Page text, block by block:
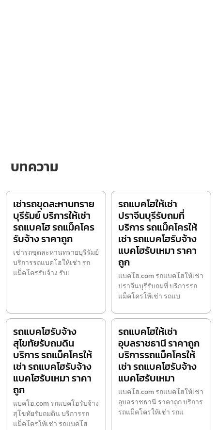
บทความ
เช่ารถขุดละหานทราย
บุรีรัมย์ บริการให้เช่า
รถแบคโฮ รถแม็คโคร
รับจ้าง ราคาถูก
เช่ารถขุดละหานทรายบุรีรัมย์
บริการรถแบคโฮให้เช่า รถ
แม็คโครรับจ้าง รับเ
รถแบคโฮให้เช่า
ปราจีนบุรีรับถมที่
บริการ รถแม็คโครให้
เช่า รถแบคโฮรับจ้าง
แบคโฮรับเหมา ราคา
ถูก
แบคโฮ.com รถแบคโฮให้เช่า
ปราจีนบุรีรับถมที่ บริการรถ
แม็คโครให้เช่า รถแบ
รถแบคโฮรับจ้าง
สุโขทัยรับถมดิน
บริการ รถแม็คโครให้
เช่า รถแบคโฮรับจ้าง
แบคโฮรับเหมา ราคา
ถูก
แบคโฮ.com รถแบคโฮรับจ้าง
สุโขทัยรับถมดิน บริการรถ
แม็คโครให้เช่า รถแบคโฮ
รถแบคโฮให้เช่า
อุบลราชธานี ราคาถูก
บริการรถแม็คโครให้
เช่า รถแบคโฮรับจ้าง
แบคโฮรับเหมา
แบคโฮ.com รถแบคโฮให้เช่า
อุบลราชธานี ราคาถูก บริการ
รถแม็คโครให้เช่า รถแ